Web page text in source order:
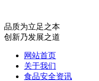
品质为立足之本
创新乃发展之道
网站首页
关于我们
食品安全资讯